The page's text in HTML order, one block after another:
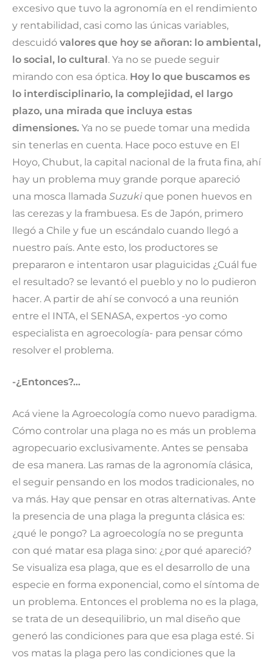
excesivo que tuvo la agronomía en el rendimiento
y rentabilidad, casi como las únicas variables,
descuidó valores que hoy se añoran: lo ambiental,
lo social, lo cultural . Ya no se puede seguir
mirando con esa óptica. Hoy lo que buscamos es
lo interdisciplinario, la complejidad, el largo
plazo, una mirada que incluya estas
dimensiones. Ya no se puede tomar una medida
sin tenerlas en cuenta. Hace poco estuve en El
Hoyo, Chubut, la capital nacional de la fruta fina, ahí
hay un problema muy grande porque apareció
una mosca llamada Suzukique ponen huevos en
las cerezas y la frambuesa. Es de Japón, primero
llegó a Chile y fue un escándalo cuando llegó a
nuestro país. Ante esto, los productores se
prepararon e intentaron usar plaguicidas ¿Cuál fue
el resultado? se levantó el pueblo y no lo pudieron
hacer. A partir de ahí se convocó a una reunión
entre el INTA, el SENASA, expertos -yo como
especialista en agroecología- para pensar cómo
resolver el problema.
-¿Entonces?…
Acá viene la Agroecología como nuevo paradigma.
Cómo controlar una plaga no es más un problema
agropecuario exclusivamente. Antes se pensaba
de esa manera. Las ramas de la agronomía clásica,
el seguir pensando en los modos tradicionales, no
va más. Hay que pensar en otras alternativas. Ante
la presencia de una plaga la pregunta clásica es:
¿qué le pongo? La agroecología no se pregunta
con qué matar esa plaga sino: ¿por qué apareció?
Se visualiza esa plaga, que es el desarrollo de una
especie en forma exponencial, como el síntoma de
un problema. Entonces el problema no es la plaga,
se trata de un desequilibrio, un mal diseño que
generó las condiciones para que esa plaga esté. Si
vos matas la plaga pero las condiciones que la